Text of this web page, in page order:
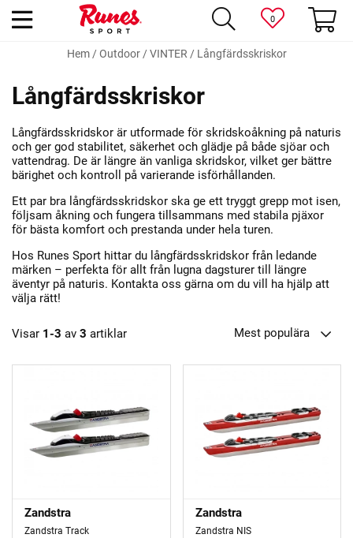
0
Hem/Outdoor/VINTER/ Långfärdsskriskor
Långfärdsskriskor
Långfärdsskridskor är utformade för skridskoåkning på naturis
och ger god stabilitet, säkerhet och glädje på både sjöar och
vattendrag. De är längre än vanliga skridskor, vilket ger bättre
bärighet och kontroll på varierande isförhållanden.
Ett par bra långfärdsskridskor ska ge ett tryggt grepp mot isen,
följsam åkning och fungera tillsammans med stabila pjäxor
för bästa komfort och prestanda under hela turen.
Hos Runes Sport hittar du långfärdsskridskor från ledande
märken – perfekta för allt från lugna dagsturer till längre
äventyr på naturis. Kontakta oss gärna om du vill ha hjälp att
välja rätt!
Visar 1-3 av 3 artiklar Mest populära
Zandstra
Zandstra Track
Zandstra
Zandstra NIS